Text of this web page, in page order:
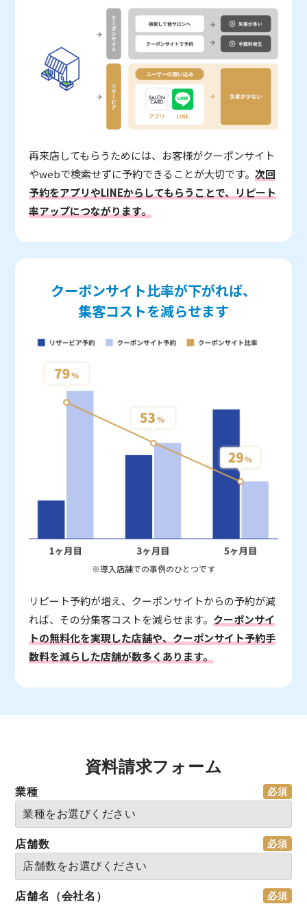
再来店してもらうためには、お客様がクーポンサイト
やwebで検索せずに予約できることが大切です。次回
予約をアプリやLINEからしてもらうことで、リピート
率アップにつながります。
クーポンサイト比率が下がれば、
集客コストを減らせます
※導入店舗での事例のひとつです
リピート予約が増え、クーポンサイトからの予約が減
れば、その分集客コストを減らせます。クーポンサイ
トの無料化を実現した店舗や、クーポンサイト予約手
数料を減らした店舗が数多くあります。
資料請求フォーム
業種
店舗数
店舗名（会社名）